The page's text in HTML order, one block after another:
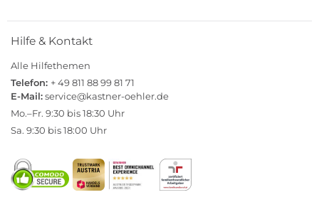
Hilfe & Kontakt
Alle Hilfethemen
Telefon: + 49 811 88 99 81 71
E-Mail:service@kastner-oehler.de
Mo.–Fr. 9:30 bis 18:30 Uhr
Sa. 9:30 bis 18:00 Uhr